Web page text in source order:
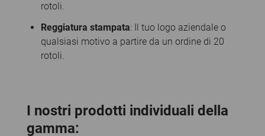
rotoli.
Reggiatura stampata: Il tuo logo aziendale o
qualsiasi motivo a partire da un ordine di 20
rotoli.
I nostri prodotti individuali della
gamma: